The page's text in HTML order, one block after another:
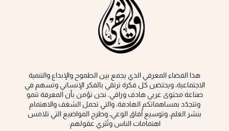
هذا الفضاء المعرفي الذي يجمع بين الطموح والإبداع والتنمية
الاجتماعية، ويحتضن كل فكرة ‏ترتقي بالفكر الإنساني وتسهم في
صناعة محتوى عربي هادف وراقي‎.‎ نحن نؤمن بأن المعرفة تنمو
وتتجدّد بمساهماتكم الهادفة، والتي تحمل الشغف والاهتمام
بنشر العلم، وتوسيع آفاق الوعي، ‏وطرح المواضيع التي تلامس
اهتمامات الناس وتُثري عقولهم‎.‎